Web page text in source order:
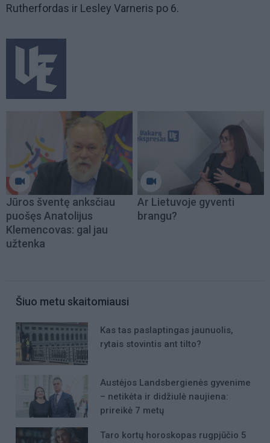
Rutherfordas ir Lesley Varneris po 6.
Jūros šventę anksčiau
puošęs Anatolijus
Klemencovas: gal jau
užtenka
Ar Lietuvoje gyventi
brangu?
Šiuo metu skaitomiausi
Kas tas paslaptingas jaunuolis,
rytais stovintis ant tilto?
Austėjos Landsbergienės gyvenime
– netikėta ir didžiulė naujiena:
prireikė 7 metų
Taro kortų horoskopas rugpjūčio 5